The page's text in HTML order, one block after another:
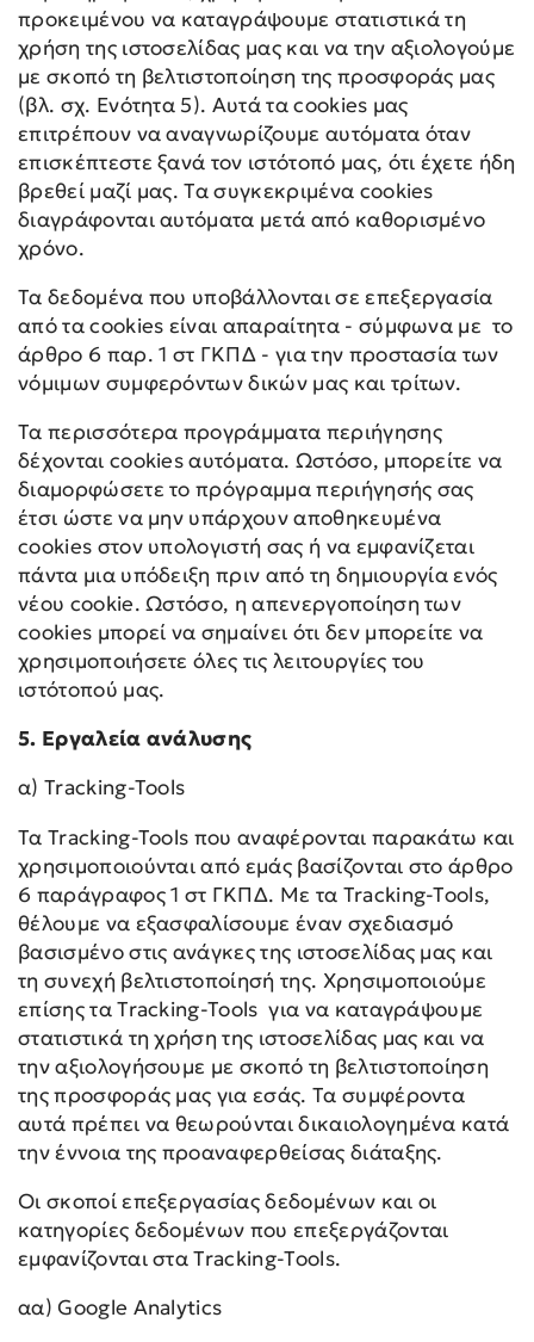
προκειμένου να καταγράψουμε στατιστικά τη
χρήση της ιστοσελίδας μας και να την αξιολογούμε
με σκοπό τη βελτιστοποίηση της προσφοράς μας
(βλ. σχ. Ενότητα 5). Αυτά τα cookies μας
επιτρέπουν να αναγνωρίζουμε αυτόματα όταν
επισκέπτεστε ξανά τον ιστότοπό μας, ότι έχετε ήδη
βρεθεί μαζί μας. Τα συγκεκριμένα cookies
διαγράφονται αυτόματα μετά από καθορισμένο
χρόνο.
Τα δεδομένα που υποβάλλονται σε επεξεργασία
από τα cookies είναι απαραίτητα - σύμφωνα με το
άρθρο 6 παρ. 1 στ ΓΚΠΔ - για την προστασία των
νόμιμων συμφερόντων δικών μας και τρίτων.
Τα περισσότερα προγράμματα περιήγησης
δέχονται cookies αυτόματα. Ωστόσο, μπορείτε να
διαμορφώσετε το πρόγραμμα περιήγησής σας
έτσι ώστε να μην υπάρχουν αποθηκευμένα
cookies στον υπολογιστή σας ή να εμφανίζεται
πάντα μια υπόδειξη πριν από τη δημιουργία ενός
νέου cookie. Ωστόσο, η απενεργοποίηση των
cookies μπορεί να σημαίνει ότι δεν μπορείτε να
χρησιμοποιήσετε όλες τις λειτουργίες του
ιστότοπού μας.
5. Εργαλεία ανάλυσης
α) Tracking-Tools
Τα Tracking-Tools που αναφέρονται παρακάτω και
χρησιμοποιούνται από εμάς βασίζονται στο άρθρο
6 παράγραφος 1 στ ΓΚΠΔ. Με τα Tracking-Tools,
θέλουμε να εξασφαλίσουμε έναν σχεδιασμό
βασισμένο στις ανάγκες της ιστοσελίδας μας και
τη συνεχή βελτιστοποίησή της. Χρησιμοποιούμε
επίσης τα Tracking-Tools για να καταγράψουμε
στατιστικά τη χρήση της ιστοσελίδας μας και να
την αξιολογήσουμε με σκοπό τη βελτιστοποίηση
της προσφοράς μας για εσάς. Τα συμφέροντα
αυτά πρέπει να θεωρούνται δικαιολογημένα κατά
την έννοια της προαναφερθείσας διάταξης.
Οι σκοποί επεξεργασίας δεδομένων και οι
κατηγορίες δεδομένων που επεξεργάζονται
εμφανίζονται στα Tracking-Tools.
αα) Google Analytics